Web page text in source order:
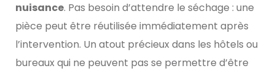
nuisance. Pas besoin d’attendre le séchage : une
pièce peut être réutilisée immédiatement après
l’intervention. Un atout précieux dans les hôtels ou
bureaux qui ne peuvent pas se permettre d’être